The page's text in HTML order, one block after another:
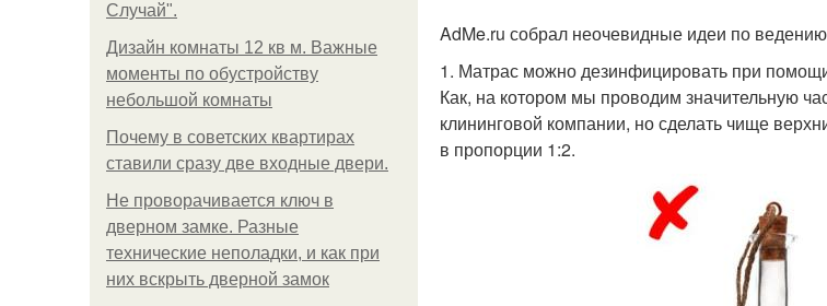
Случай".
Дизайн комнаты 12 кв м. Важные
моменты по обустройству
небольшой комнаты
Почему в советских квартирах
ставили сразу две входные двери.
Не проворачивается ключ в
дверном замке. Разные
технические неполадки, и как при
них вскрыть дверной замок
AdMe.ru собрал неочевидные идеи по
1. Матрас можно дезинфицировать при
Как, на котором мы проводим значительную
клининговой компании, но сделать чище
в пропорции 1:2.